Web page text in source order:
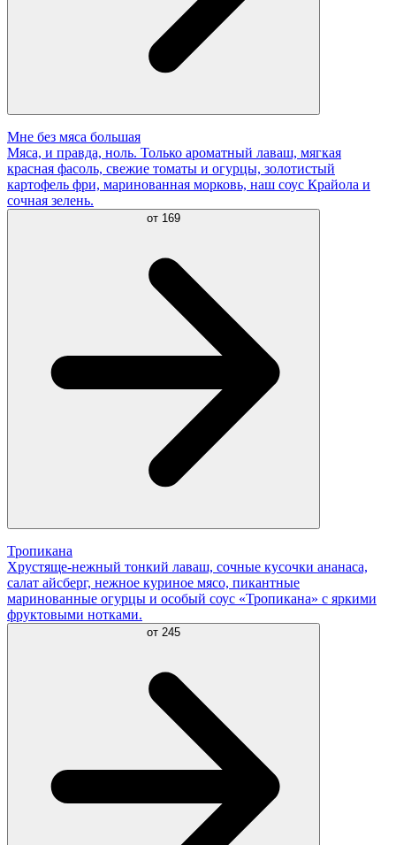
Мне без мяса большая
Мяса, и правда, ноль. Только ароматный лаваш, мягкая
красная фасоль, свежие томаты и огурцы, золотистый
картофель фри, маринованная морковь, наш соус Крайола и
сочная зелень.
от 169
Тропикана
Хрустяще-нежный тонкий лаваш, сочные кусочки ананаса,
салат айсберг, нежное куриное мясо, пикантные
маринованные огурцы и особый соус «Тропикана» с яркими
фруктовыми нотками.
от 245